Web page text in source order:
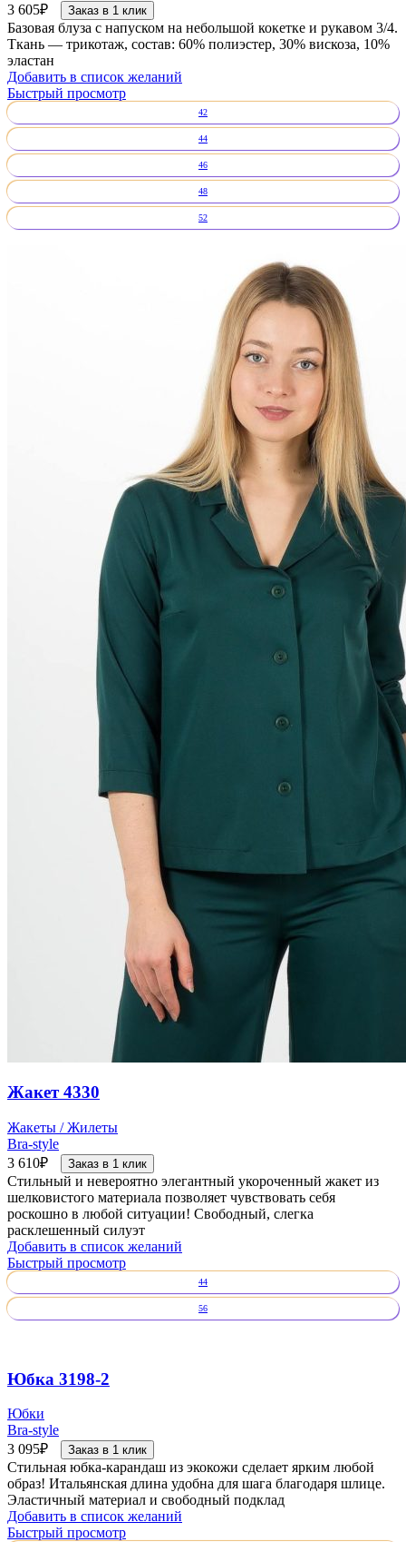
3 605₽ Заказ в 1 клик
Базовая блуза с напуском на небольшой кокетке и рукавом 3/4.
Ткань — трикотаж, состав: 60% полиэстер, 30% вискоза, 10%
эластан
Добавить в список желаний
Быстрый просмотр
42
44
46
48
52
Жакет 4330
Жакеты / Жилеты
Bra-style
3 610₽ Заказ в 1 клик
Стильный и невероятно элегантный укороченный жакет из
шелковистого материала позволяет чувствовать себя
роскошно в любой ситуации! Свободный, слегка
расклешенный силуэт
Добавить в список желаний
Быстрый просмотр
44
56
Юбка 3198-2
Юбки
Bra-style
3 095₽ Заказ в 1 клик
Стильная юбка-карандаш из экокожи сделает ярким любой
образ! Итальянская длина удобна для шага благодаря шлице.
Эластичный материал и свободный подклад
Добавить в список желаний
Быстрый просмотр